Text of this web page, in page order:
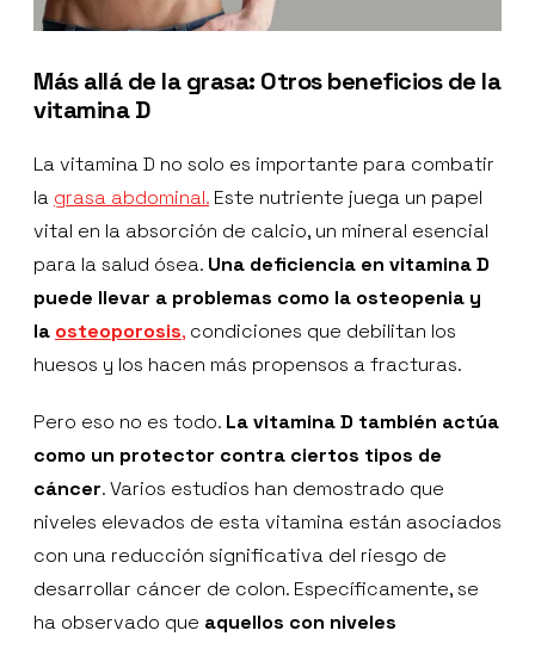
Más allá de la grasa: Otros beneficios de la
vitamina D
La vitamina D no solo es importante para combatir
la grasa abdominal. Este nutriente juega un papel
vital en la absorción de calcio, un mineral esencial
para la salud ósea. Una deficiencia en vitamina D
puede llevar a problemas como la osteopenia y
la osteoporosis, condiciones que debilitan los
huesos y los hacen más propensos a fracturas.
Pero eso no es todo. La vitamina D también actúa
como un protector contra ciertos tipos de
cáncer. Varios estudios han demostrado que
niveles elevados de esta vitamina están asociados
con una reducción significativa del riesgo de
desarrollar cáncer de colon. Específicamente, se
ha observado que aquellos con niveles